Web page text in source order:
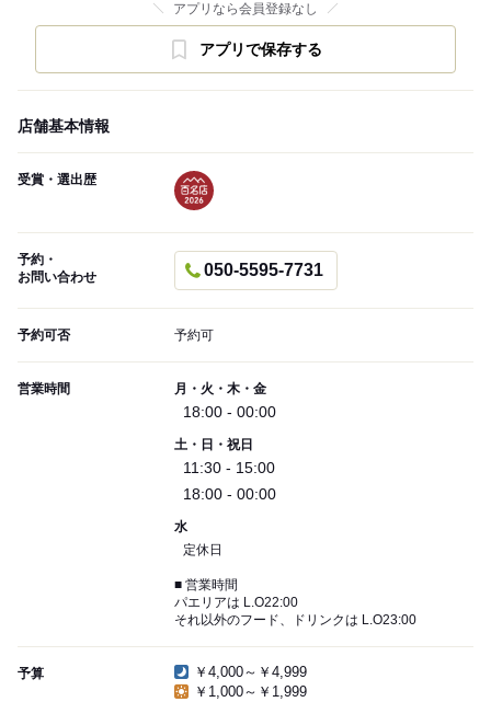
アプリなら会員登録なし
アプリで保存する
店舗基本情報
受賞・選出歴
予約・
お問い合わせ
050-5595-7731
予約可否 予約可
営業時間 月・火・木・金
18:00 - 00:00
土・日・祝日
11:30 - 15:00
18:00 - 00:00
水
定休日
■ 営業時間
パエリアは L.O22:00
それ以外のフード、ドリンクは L.O23:00
予算
￥4,000～￥4,999
￥1,000～￥1,999